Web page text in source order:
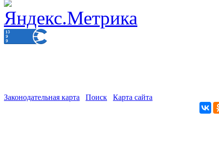
Законодательная карта Поиск Карта сайта